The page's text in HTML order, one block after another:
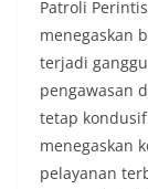
Patroli
menegaskan
terjadi
pengawasan
tetap
menegaskan
pelayanan